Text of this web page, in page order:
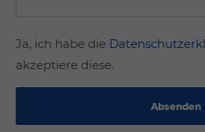
Ja, ich habe die
akzeptiere diese.
Absenden